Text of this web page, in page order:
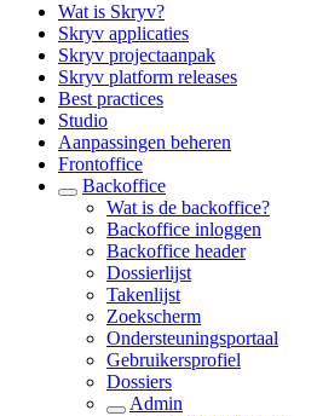
Wat is Skryv?
Skryv applicaties
Skryv projectaanpak
Skryv platform releases
Best practices
Studio
Aanpassingen beheren
Frontoffice
Backoffice
Wat is de backoffice?
Backoffice inloggen
Backoffice header
Dossierlijst
Takenlijst
Zoekscherm
Ondersteuningsportaal
Gebruikersprofiel
Dossiers
Admin